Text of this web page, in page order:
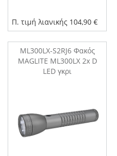
Π. τιμή λιανικής 104,90 €
ML300LX-S2RJ6 Φακός
MAGLITE ML300LX 2x D
LED γκρι